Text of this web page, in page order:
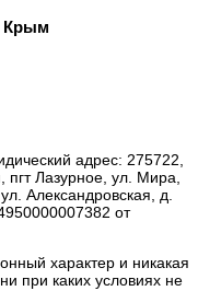
Крым
адрес: 275722,
пгт Лазурное, ул. Мира,
Александровская, д.
от
характер и никакая
при каких условиях не